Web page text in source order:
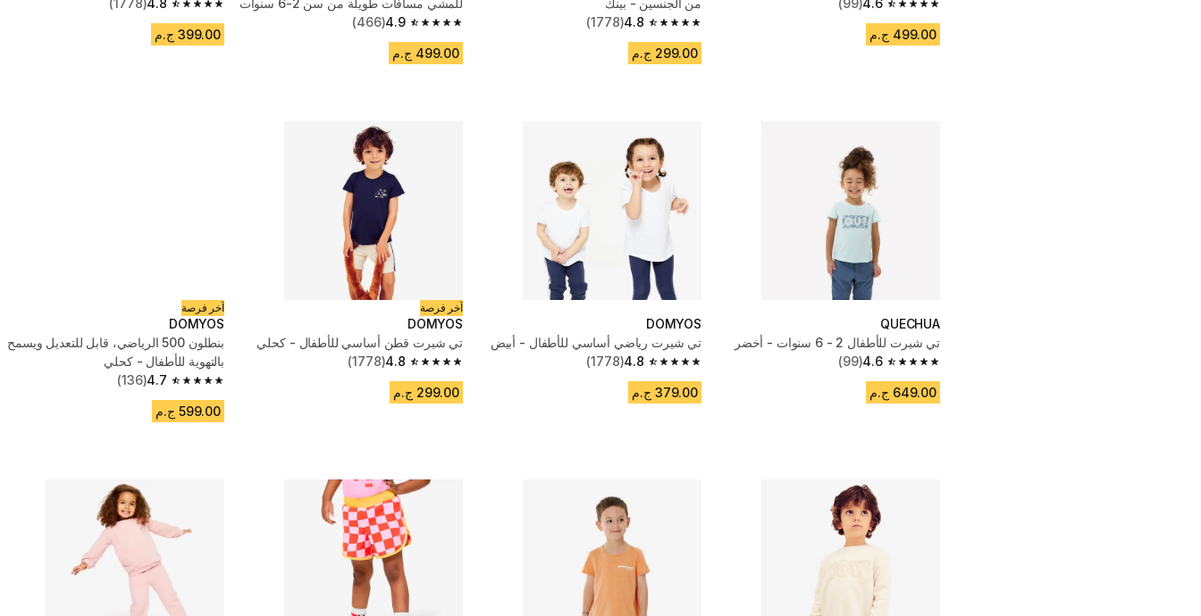
4.6
4.6 out of 5 stars from 99 reviews
(99)
499.00 ج.م
من الجنسين - بينك
4.8
4.8 out of 5 stars from 1778 reviews
(1778)
299.00 ج.م
للمشي مسافات طويلة من سن 2-6 سنوات
- كحلي أزرق4.9
4.9 out of 5 stars from 466 reviews
(466)
499.00 ج.م
4.8
4.8 out of 5 stars from 1778 reviews
(1778)
399.00 ج.م
QUECHUA
تي شيرت للأطفال 2 - 6 سنوات - أخضر
4.6
4.6 out of 5 stars from 99 reviews
(99)
649.00 ج.م
DOMYOS
تي شيرت رياضي أساسي للأطفال - أبيض
4.8
4.8 out of 5 stars from 1778 reviews
(1778)
379.00 ج.م
آخر فرصة
DOMYOS
تي شيرت قطن أساسي للأطفال - كحلي
4.8
4.8 out of 5 stars from 1778 reviews
(1778)
299.00 ج.م
آخر فرصة
DOMYOS
بنطلون 500 الرياضي، قابل للتعديل ويسمح
بالتهوية للأطفال - كحلي
4.7
4.7 out of 5 stars from 136 reviews
(136)
599.00 ج.م